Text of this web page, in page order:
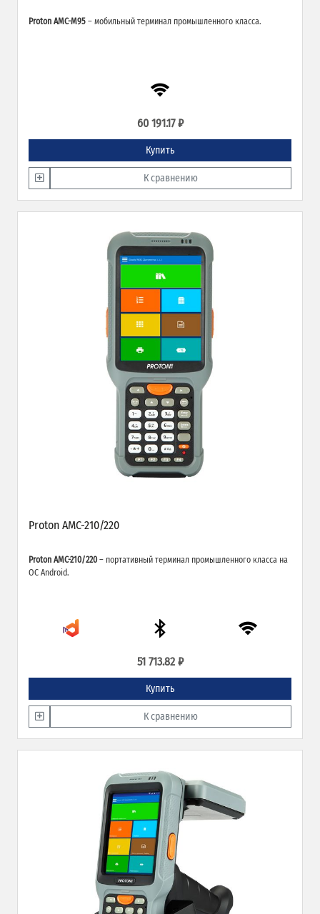
Proton AMC-M95 – мобильный терминал промышленного класса.
60 191.17 ₽
Купить
К сравнению
Proton AMC-210/220
Proton AMC-210/220 – портативный терминал промышленного класса на
ОС Android.
51 713.82 ₽
Купить
К сравнению